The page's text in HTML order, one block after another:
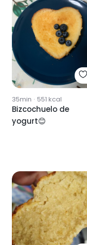
35min · 551 kcal
Bizcochuelo de
yogurt😊